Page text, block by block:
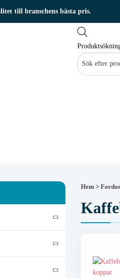
till branschens bästa pris.
Hem >